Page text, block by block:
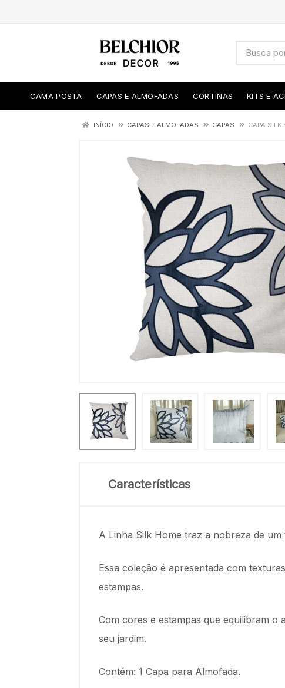
CAMA POSTA CAPAS E ALMOFADAS CORTINAS KITS E
INÍCIO CAPAS E ALMOFADAS CAPAS CAPA
Características
A Linha Silk Home traz a nobreza de
Essa coleção é apresentada com
estampas.
Com cores e estampas que equilibram
seu jardim.
Contém: 1 Capa para Almofada.